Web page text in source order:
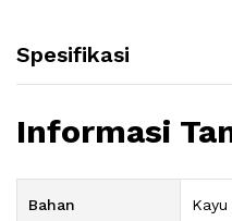
Spesifikasi
Informasi
Bahan